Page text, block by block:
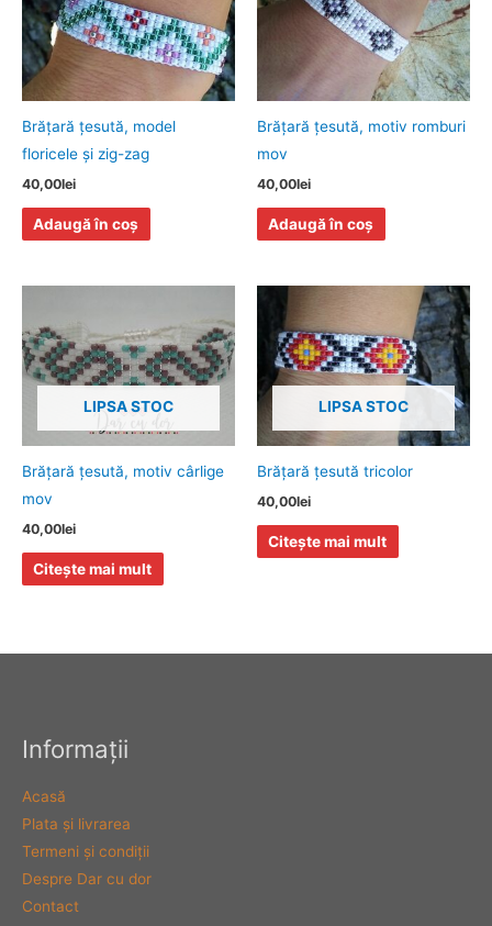
Brăţară ţesută, model
floricele şi zig-zag
40,00lei
Adaugă în coș
Brăţară ţesută, motiv romburi
mov
40,00lei
Adaugă în coș
LIPSA STOC
Brăţară ţesută, motiv cârlige
mov
40,00lei
Citește mai mult
LIPSA STOC
Brăţară ţesută tricolor
40,00lei
Citește mai mult
Informaţii
Acasă
Plata şi livrarea
Termeni şi condiţii
Despre Dar cu dor
Contact